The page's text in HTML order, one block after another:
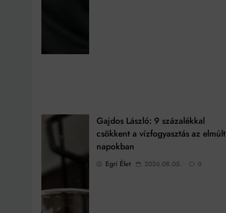
Gajdos László: 9 százalékkal
csökkent a vízfogyasztás az elmúlt
napokban
Egri Élet 2026.08.05. 0